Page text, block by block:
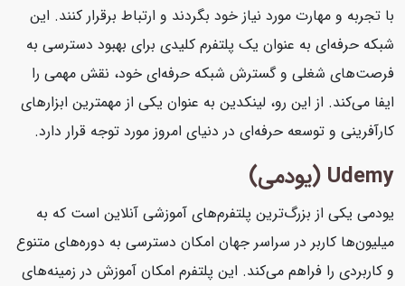
با تجربه و مهارت مورد نیاز خود بگردند و ارتباط برقرار کنند. این
شبکه حرفه‌ای به عنوان یک پلتفرم کلیدی برای بهبود دسترسی به
فرصت‌های شغلی و گسترش شبکه حرفه‌ای خود، نقش مهمی را
ایفا می‌کند. از این رو، لینکدین به عنوان یکی از مهمترین ابزارهای
کارآفرینی و توسعه حرفه‌ای در دنیای امروز مورد توجه قرار دارد.
Udemy (یودمی)
یودمی یکی از بزرگ‌ترین پلتفرم‌های آموزشی آنلاین است که به
میلیون‌ها کاربر در سراسر جهان امکان دسترسی به دوره‌های متنوع
و کاربردی را فراهم می‌کند. این پلتفرم امکان آموزش در زمینه‌های